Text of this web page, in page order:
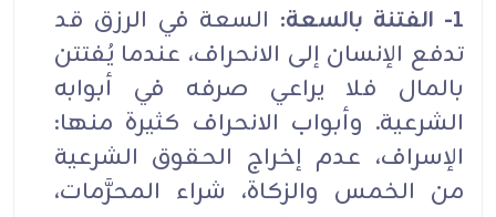
1- الفتنة بالسعة:
السعة في الرزق قد
تدفع الإنسان إلى الانحراف، عندما يُفتتن
بالمال فلا يراعي صرفه في أبوابه
الشرعية. وأبواب الانحراف كثيرة منها:
الإسراف، عدم إخراج الحقوق الشرعية
من الخمس والزكاة، شراء المحرَّمات،